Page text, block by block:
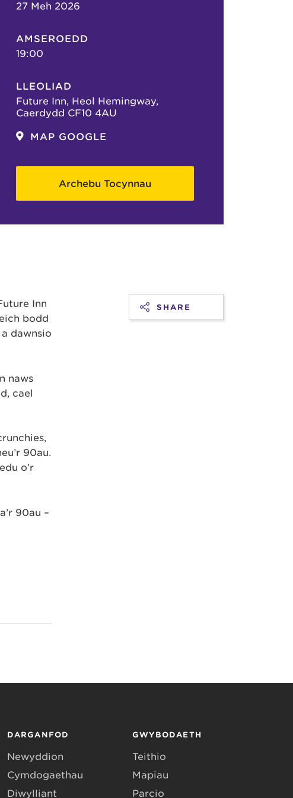
27 Meh 2026
AMSEROEDD
19:00
LLEOLIAD
Future Inn, Heol Hemingway,
Caerdydd CF10 4AU
MAP GOOGLE
Archebu Tocynnau
Inn
bodd
dawnsio
naws
cael
90au.
o’r
90au –
SHARE
DARGANFOD
Newyddion
Cymdogaethau
Diwylliant
GWYBODAETH
Teithio
Mapiau
Parcio